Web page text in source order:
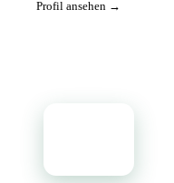
Profil ansehen →